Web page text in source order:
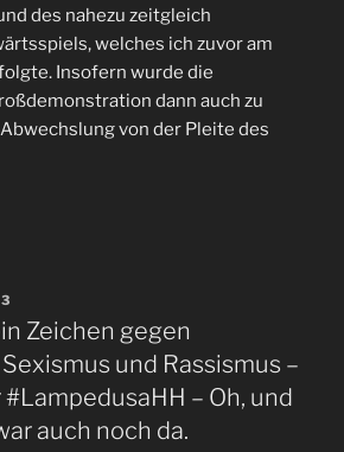
des nahezu zeitgleich
welches ich zuvor am
Insofern wurde die
dann auch zu
von der Pleite des
Zeichen gegen
und Rassismus –
– Oh, und
auch noch da.